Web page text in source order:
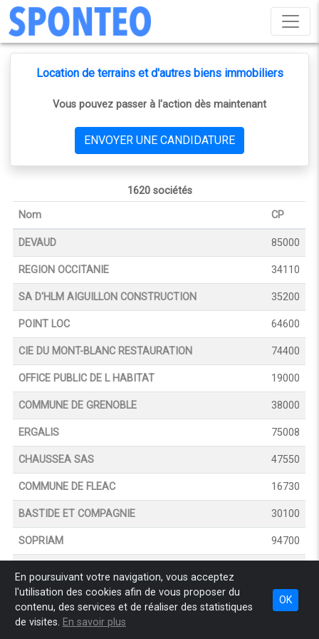
Location de terrains et d'autres biens immobiliers
Vous pouvez passer à l'action dès maintenant
ENVOYER UNE CANDIDATURE
1620 sociétés
Nom
CP
DEVAUD 85000
REGION OCCITANIE 34110
SA D'HLM AIGUILLON CONSTRUCTION 35200
POINT LOC 64600
CIE DU MONT-BLANC RESTAURATION 74400
OFFICE PUBLIC DE L HABITAT 19000
COMMUNE DE GRENOBLE 38000
ERGALIS 75008
CHAUSSEA SAS 47550
COMMUNE DE FLEAC 16730
BASTIDE ET COMPAGNIE 30100
SOPRIAM 94700
LA COUR DES LOGES 69005
OPH (OFFICE PUBLIC DE L HABITAT BEZIERS
En poursuivant votre navigation, vous acceptez
l'utilisation des cookies afin de vous proposer du
contenu, des services et de réaliser des statistiques
de visites. En savoir plus
OK